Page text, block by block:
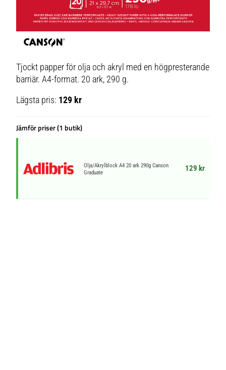
Tjockt papper för olja och akryl med en högpresterande
barriär. A4-format. 20 ark, 290 g.
Lägsta pris: 129 kr
Jämför priser (1 butik)
Olja/Akrylblock A4 20 ark 290g Canson
Graduate
129 kr